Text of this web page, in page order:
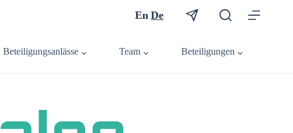
En De
Beteiligungsanlässe Team Beteiligungen